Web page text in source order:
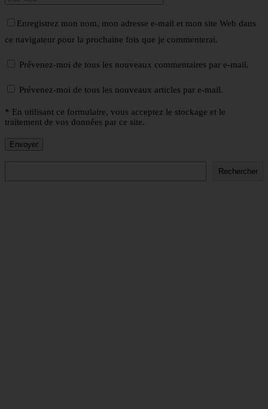
Enregistrez mon nom, mon adresse e-mail et mon site Web dans
ce navigateur pour la prochaine fois que je commenterai.
Prévenez-moi de tous les nouveaux commentaires par e-mail.
Prévenez-moi de tous les nouveaux articles par e-mail.
* En utilisant ce formulaire, vous acceptez le stockage et le
traitement de vos données par ce site.
Rechercher